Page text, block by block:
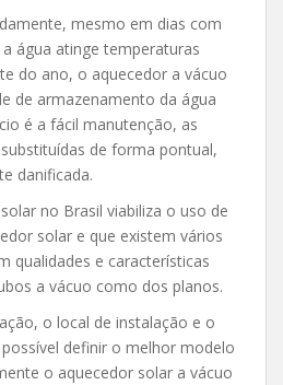
mesmo em dias com
água atinge temperaturas
do ano, o aquecedor a vácuo
de armazenamento da água
é a fácil manutenção, as
de forma pontual,
danificada.
no Brasil viabiliza o uso de
solar e que existem vários
qualidades e características
a vácuo como dos planos.
o local de instalação e o
definir o melhor modelo
o aquecedor solar a vácuo